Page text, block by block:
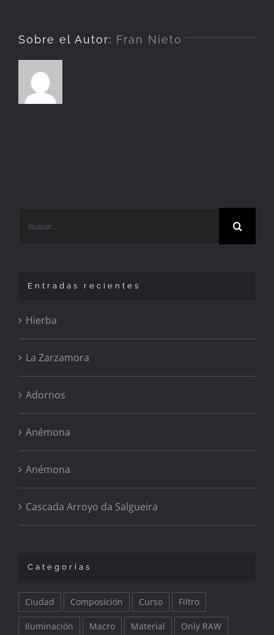
Sobre el Autor: Fran Nieto
Entradas recientes
Hierba
La Zarzamora
Adornos
Anémona
Anémona
Cascada Arroyo da Salgueira
Categorías
Ciudad Composición Curso Filtro
Iluminación Macro Material Only RAW